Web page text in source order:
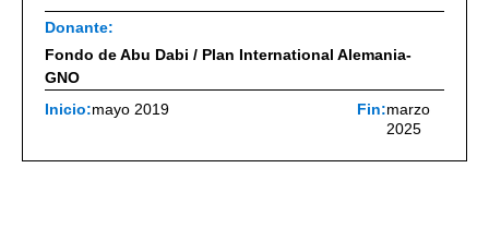
Donante:
Fondo de Abu Dabi / Plan International Alemania-
GNO
Inicio:mayo 2019 Fin:marzo
2025